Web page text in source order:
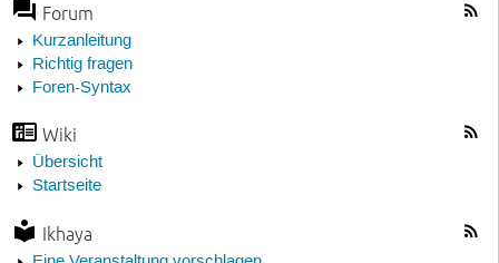
Forum
Kurzanleitung
Richtig fragen
Foren-Syntax
Wiki
Übersicht
Startseite
Ikhaya